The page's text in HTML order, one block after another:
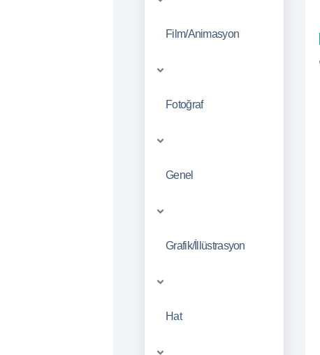
Film/Animasyon
Fotoğraf
Genel
Grafik/İllüstrasyon
Hat